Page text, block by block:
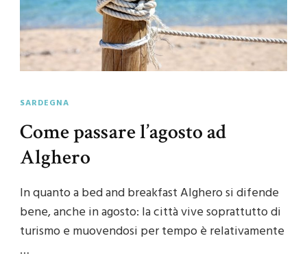
SARDEGNA
Come passare l’agosto ad
Alghero
In quanto a bed and breakfast Alghero si difende
bene, anche in agosto: la città vive soprattutto di
turismo e muovendosi per tempo è relativamente
…